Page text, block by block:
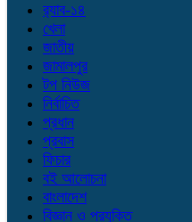
র‌্যাব-১৪
খেলা
জাতীয়
জামালপুর
টপ নিউজ
নির্বাচিত
প্রধান
প্রবাস
ফিচার
বই আলোচনা
বাংলাদেশ
বিজ্ঞান ও প্রযুক্তি